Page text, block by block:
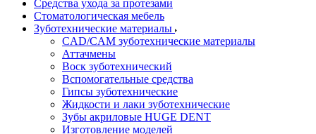
Средства ухода за протезами
Стоматологическая мебель
Зуботехнические материалы
CAD/CAM зуботехнические материалы
Аттачмены
Воск зуботехнический
Вспомогательные средства
Гипсы зуботехнические
Жидкости и лаки зуботехнические
Зубы акриловые HUGE DENT
Изготовление моделей